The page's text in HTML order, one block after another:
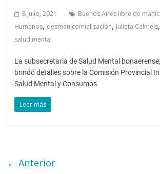
8 Julio, 2021 Buenos Aires libre de
Humanos, desmanicomialización, Julieta Calmels,
salud mental
La subsecretaria de Salud Mental
brindó detalles sobre la Comisión Provincial
Salud Mental y Consumos
Leer más
← Anterior